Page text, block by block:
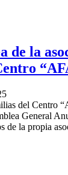
de la
del Centro
General
de la propia